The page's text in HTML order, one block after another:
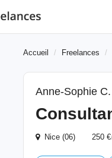
Accueil Freelances
Anne-Sophie C.
Nice (06) 250 €